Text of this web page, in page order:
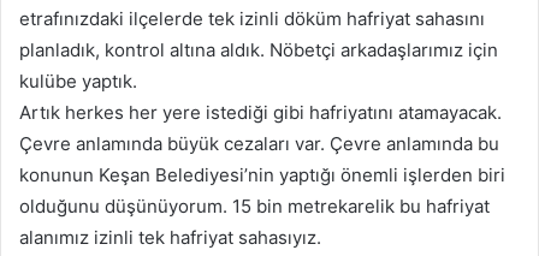
etrafınızdaki ilçelerde tek izinli döküm hafriyat sahasını
planladık, kontrol altına aldık. Nöbetçi arkadaşlarımız için
kulübe yaptık.
Artık herkes her yere istediği gibi hafriyatını atamayacak.
Çevre anlamında büyük cezaları var. Çevre anlamında bu
konunun Keşan Belediyesi’nin yaptığı önemli işlerden biri
olduğunu düşünüyorum. 15 bin metrekarelik bu hafriyat
alanımız izinli tek hafriyat sahasıyız.